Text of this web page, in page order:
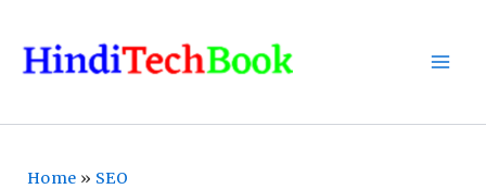
Content
Home » SEO